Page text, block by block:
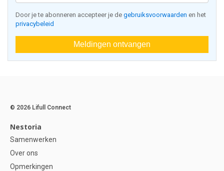
Door je te abonneren accepteer je de gebruiksvoorwaarden en het
privacybeleid
Meldingen ontvangen
© 2026 Lifull Connect
Nestoria
Samenwerken
Over ons
Opmerkingen